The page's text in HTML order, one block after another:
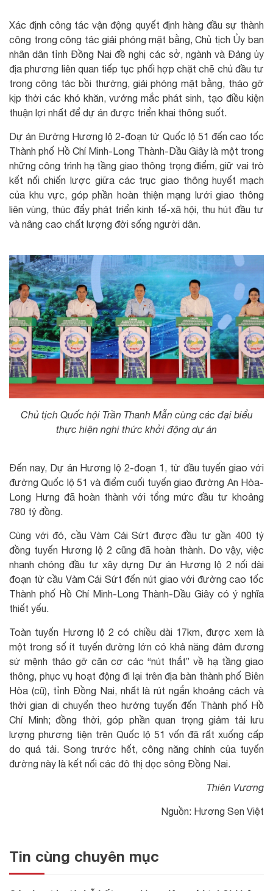
Xác định công tác vận động quyết định hàng đầu sự thành
công trong công tác giải phóng mặt bằng, Chủ tịch Ủy ban
nhân dân tỉnh Đồng Nai đề nghị các sở, ngành và Đảng ủy
địa phương liên quan tiếp tục phối hợp chặt chẽ chủ đầu tư
trong công tác bồi thường, giải phóng mặt bằng, tháo gỡ
kịp thời các khó khăn, vướng mắc phát sinh, tạo điều kiện
thuận lợi nhất để dự án được triển khai thông suốt.
Dự án Đường Hương lộ 2-đoạn từ Quốc lộ 51 đến cao tốc
Thành phố Hồ Chí Minh-Long Thành-Dầu Giây là một trong
những công trình hạ tầng giao thông trọng điểm, giữ vai trò
kết nối chiến lược giữa các trục giao thông huyết mạch
của khu vực, góp phần hoàn thiện mạng lưới giao thông
liên vùng, thúc đẩy phát triển kinh tế-xã hội, thu hút đầu tư
và nâng cao chất lượng đời sống người dân.
Chủ tịch Quốc hội Trần Thanh Mẫn cùng các đại biểu
thực hiện nghi thức khởi động dự án
Đến nay, Dự án Hương lộ 2-đoạn 1, từ đầu tuyến giao với
đường Quốc lộ 51 và điểm cuối tuyến giao đường An Hòa-
Long Hưng đã hoàn thành với tổng mức đầu tư khoảng
780 tỷ đồng.
Cùng với đó, cầu Vàm Cái Sứt được đầu tư gần 400 tỷ
đồng tuyến Hương lộ 2 cũng đã hoàn thành. Do vậy, việc
nhanh chóng đầu tư xây dựng Dự án Hương lộ 2 nối dài
đoạn từ cầu Vàm Cái Sứt đến nút giao với đường cao tốc
Thành phố Hồ Chí Minh-Long Thành-Dầu Giây có ý nghĩa
thiết yếu.
Toàn tuyến Hương lộ 2 có chiều dài 17km, được xem là
một trong số ít tuyến đường lớn có khả năng đảm đương
sứ mệnh tháo gỡ căn cơ các “nút thắt” về hạ tầng giao
thông, phục vụ hoạt động đi lại trên địa bàn thành phố Biên
Hòa (cũ), tỉnh Đồng Nai, nhất là rút ngắn khoảng cách và
thời gian di chuyển theo hướng tuyến đến Thành phố Hồ
Chí Minh; đồng thời, góp phần quan trọng giảm tải lưu
lượng phương tiện trên Quốc lộ 51 vốn đã rất xuống cấp
do quá tải. Song trước hết, công năng chính của tuyến
đường này là kết nối các đô thị dọc sông Đồng Nai.
Thiên Vương
Nguồn: Hương Sen Việt
Tin cùng chuyên mục